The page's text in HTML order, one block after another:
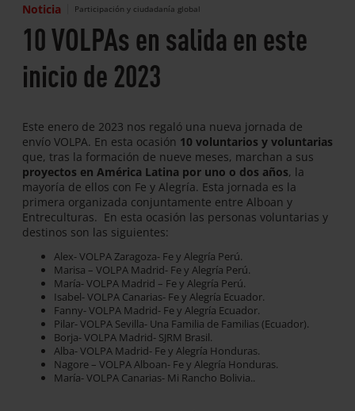
Noticia Participación y ciudadanía global
10 VOLPAs en salida en este
inicio de 2023
Este enero de 2023 nos regaló una nueva jornada de
envío VOLPA. En esta ocasión 10 voluntarios y voluntarias
que, tras la formación de nueve meses, marchan a sus
proyectos en América Latina por uno o dos años, la
mayoría de ellos con Fe y Alegría. Esta jornada es la
primera organizada conjuntamente entre Alboan y
Entreculturas. En esta ocasión las personas voluntarias y
destinos son las siguientes:
Alex- VOLPA Zaragoza- Fe y Alegría Perú.
Marisa – VOLPA Madrid- Fe y Alegría Perú.
María- VOLPA Madrid – Fe y Alegría Perú.
Isabel- VOLPA Canarias- Fe y Alegría Ecuador.
Fanny- VOLPA Madrid- Fe y Alegría Ecuador.
Pilar- VOLPA Sevilla- Una Familia de Familias (Ecuador).
Borja- VOLPA Madrid- SJRM Brasil.
Alba- VOLPA Madrid- Fe y Alegría Honduras.
Nagore – VOLPA Alboan- Fe y Alegría Honduras.
María- VOLPA Canarias- Mi Rancho Bolivia..